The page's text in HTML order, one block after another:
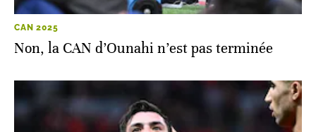
CAN 2025
Non, la CAN d’Ounahi n’est pas terminée